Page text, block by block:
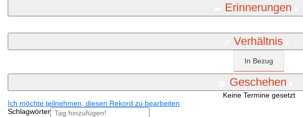
Erinnerungen
Verhältnis
In Bezug
Geschehen
Keine Termine gesetzt
Ich möchte teilnehmen, diesen Rekord zu bearbeiten
Schlagwörter